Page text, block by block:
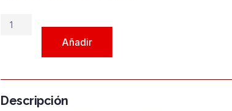
Amasadora
Añadir
Descripción